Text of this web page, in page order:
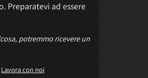
ad essere
potremmo ricevere un
Lavora con noi